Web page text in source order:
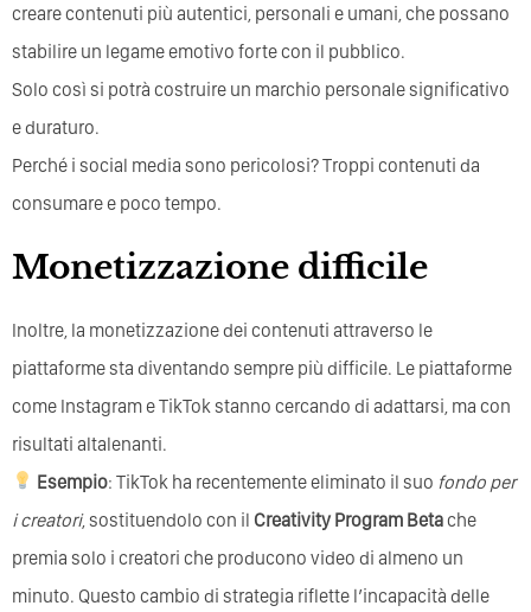
creare contenuti più autentici, personali e umani, che possano
stabilire un legame emotivo forte con il pubblico.
Solo così si potrà costruire un marchio personale significativo
e duraturo.
Perché i social media sono pericolosi? Troppi contenuti da
consumare e poco tempo.
Monetizzazione difficile
Inoltre, la monetizzazione dei contenuti attraverso le
piattaforme sta diventando sempre più difficile. Le piattaforme
come Instagram e TikTok stanno cercando di adattarsi, ma con
risultati altalenanti.
Esempio: TikTok ha recentemente eliminato il suo fondo per
i creatori, sostituendolo con il Creativity Program Betache
premia solo i creatori che producono video di almeno un
minuto. Questo cambio di strategia riflette l’incapacità delle